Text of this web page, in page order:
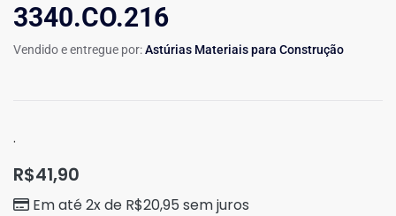
3340.CO.216
Vendido e entregue por:Astúrias Materiais para Construção
.
R$41,90
Em até 2x de R$20,95 sem juros